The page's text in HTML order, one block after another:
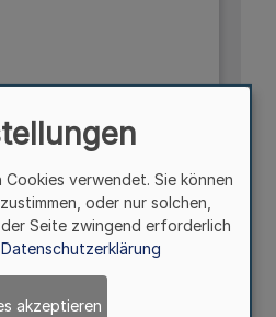
verwendet. Sie können
oder nur solchen,
Seite zwingend erforderlich
Datenschutzerklärung
akzeptieren